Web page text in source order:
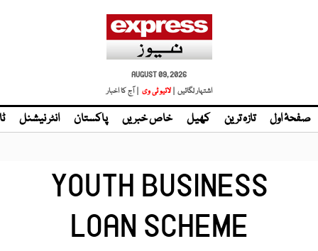
AUGUST 09, 2026
اشتہار لگائیں | لائیو ٹی وی | آج کا اخبار
صفحۂ اول تازہ ترین کھیل خاص خبریں پاکستان انٹر نیشنل
YOUTH BUSINESS
LOAN SCHEME